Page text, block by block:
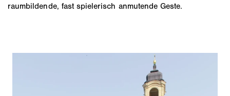
raumbildende, fast spielerisch anmutende Geste.